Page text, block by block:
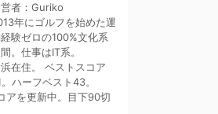
者：Guriko
年にゴルフを始めた運
験ゼロの100%文化系
。仕事はIT系。
在住。 ベストスコア
。ハーフベスト43。
アを更新中。目下90切